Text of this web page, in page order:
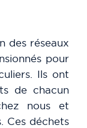
des réseaux
pour
Ils ont
de chacun
nous et
Ces déchets